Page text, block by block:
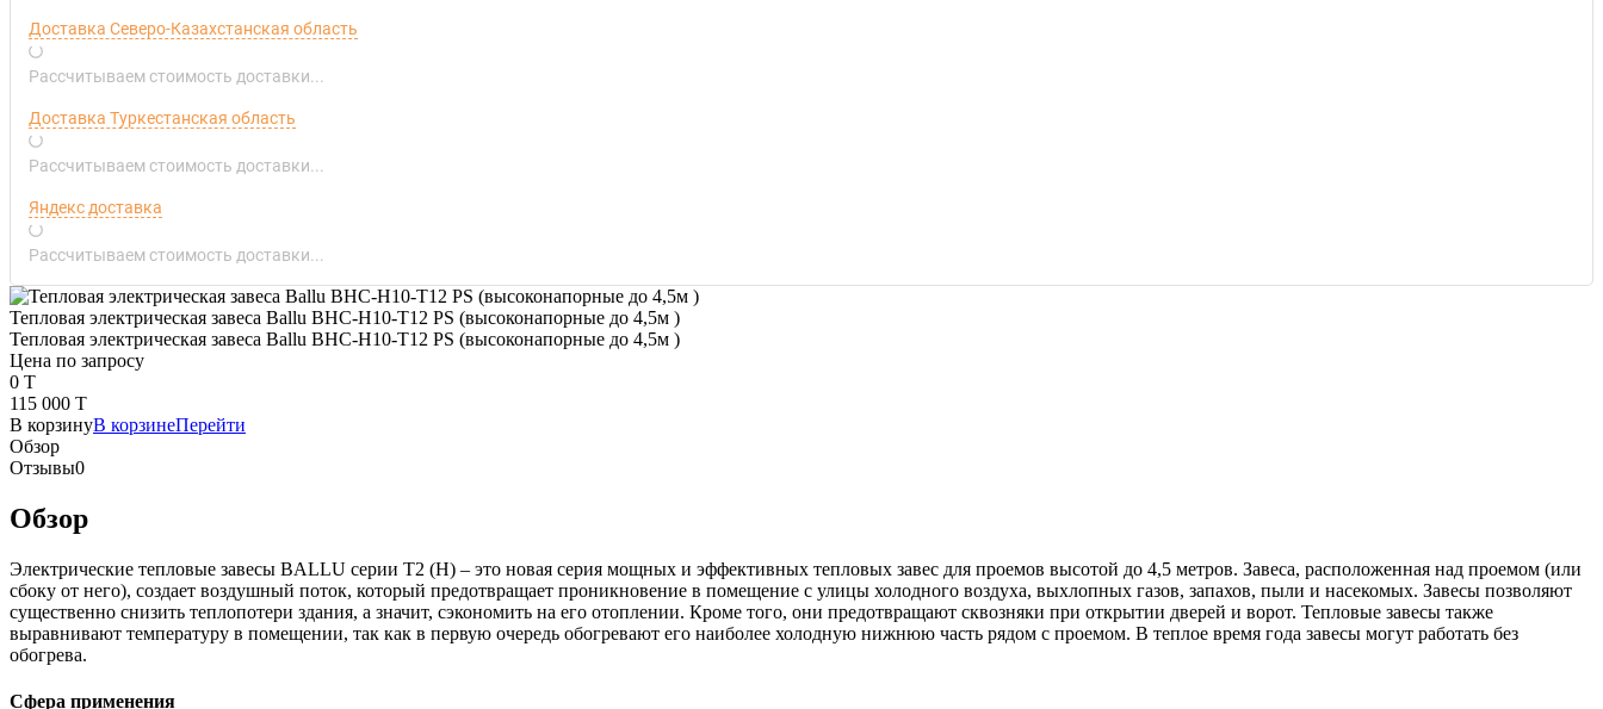
Доставка Северо-Казахстанская область
Рассчитываем стоимость доставки...
Доставка Туркестанская область
Рассчитываем стоимость доставки...
Яндекс доставка
Рассчитываем стоимость доставки...
Тепловая электрическая завеса Ballu BHC-H10-T12 PS (высоконапорные до 4,5м )
Тепловая электрическая завеса Ballu BHC-H10-T12 PS (высоконапорные до 4,5м )
Цена по запросу
0 T
115 000 T
В корзинуВ корзинеПерейти
Обзор
Отзывы0
Обзор
Электрические тепловые завесы BALLU серии T2 (H) – это новая серия мощных и эффективных тепловых завес для проемов высотой до 4,5 метров. Завеса, расположенная над проемом (или
сбоку от него), создает воздушный поток, который предотвращает проникновение в помещение с улицы холодного воздуха, выхлопных газов, запахов, пыли и насекомых. Завесы позволяют
существенно снизить теплопотери здания, а значит, сэкономить на его отоплении. Кроме того, они предотвращают сквозняки при открытии дверей и ворот. Тепловые завесы также
выравнивают температуру в помещении, так как в первую очередь обогревают его наиболее холодную нижнюю часть рядом с проемом. В теплое время года завесы могут работать без
обогрева.
Сфера применения